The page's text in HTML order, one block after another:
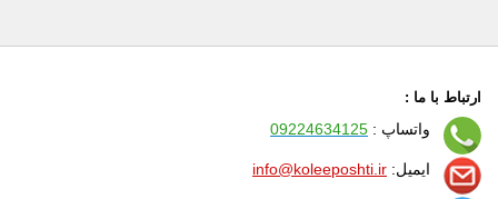
ارتباط با ما :
واتساپ : 09224634125
ایمیل: info@koleeposhti.ir